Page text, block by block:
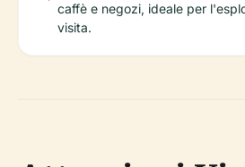
caffè e negozi, ideale per
visita.